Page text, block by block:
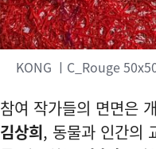
KONG ㅣC_Rouge
참여 작가들의 면면은
김상희, 동물과 인간의